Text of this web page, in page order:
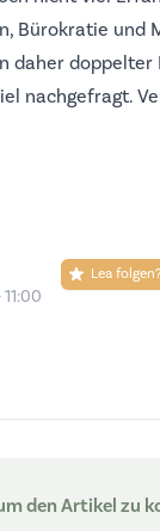
Bürokratie und
daher doppelter
nachgefragt.
Lea folgen?
den Artikel zu